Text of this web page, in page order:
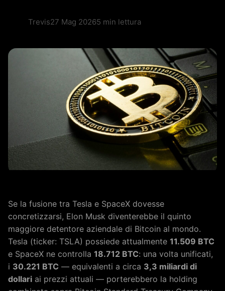
Trevis27 Mag 20265 min lettura
Se la fusione tra Tesla e SpaceX dovesse
concretizzarsi, Elon Musk diventerebbe il quinto
maggiore detentore aziendale di Bitcoin al mondo.
Tesla (ticker: TSLA) possiede attualmente 11.509 BTC
e SpaceX ne controlla 18.712 BTC: una volta unificati,
i 30.221 BTC — equivalenti a circa 3,3 miliardi di
dollari ai prezzi attuali — porterebbero la holding